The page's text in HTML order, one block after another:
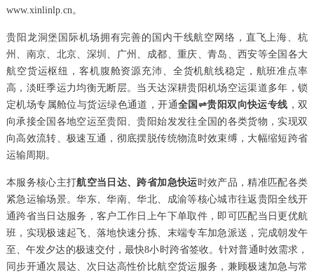
www.xinlinlp.cn。
贵阳龙洞堡国际机场拥有完善的国内干线航空网络，直飞上海、杭
州、南京、北京、深圳、广州、成都、重庆、青岛、西安等全国各大
航空货运枢纽，客机腹舱资源充沛、全货机航线稳定，航班准点率
高，淡旺季运力均衡无断层。当天达深耕贵阳机场空运渠道多年，锁
定机场专属舱位与货运绿色通道，开通全国⇌贵阳双向快运专线 ，双
向承接全国各地空运至贵阳、贵阳始发发往全国的各类货物，实现双
向高效流转、极速互通，彻底摆脱传统物流时效束缚，大幅缩短跨省
运输周期。
本服务核心主打航空当日达、跨省加急快运 时效产品，精准匹配各类
紧急运输场景。华东、华南、华北、成渝等核心城市往返贵阳全线开
通跨省当日达服务，客户工作日上午下单取件，即可匹配当日更优航
班，实现极速起飞、落地快速分拣、末端专车加急派送，完成朝发午
至、午发夕达的极速交付，最快8小时跨省签收。针对普通时效需求，
同步开通次晨达、次日达高性价比航空货运服务，兼顾极速加急与常